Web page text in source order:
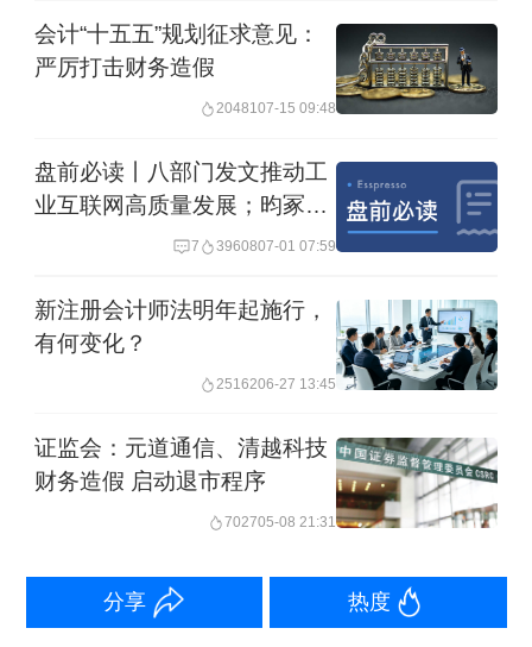
查发现，北京亚泰隐匿紫天科技关键审
计工作底稿等重要档案资料，逃避财政
部门依法实施的监督检查；编制虚假的
的问题，发表了不恰当的审计意见；未
设计和实施恰当的审计程序，未获取充
误，导致未发现紫天科技虚增成本6860
万元、合并抵销错报1.22亿元及总额法
财政部还发现北京亚泰一些其他问题。
最终给予北京亚泰警告、暂停经营业务1
年，没收违法所得165万元，并处罚款
726万元的行政处罚；给予签字注册会计
会计“十五五”规划征求意见：
严厉打击财务造假
2048107-15 09:48
盘前必读丨八部门发文推动工
业互联网高质量发展；昀冢科
技停牌核查完成今复牌
7 3960807-01 07:59
新注册会计师法明年起施行，
有何变化？
2516206-27 13:45
证监会：元道通信、清越科技
财务造假 启动退市程序
702705-08 21:31
分享 热度